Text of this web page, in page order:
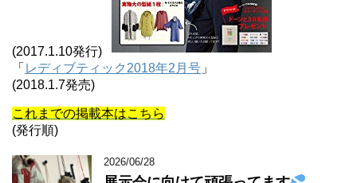
(2017.1.10発行)
「 レディブティック2018年2月号 」
(2018.1.7発売)
これまでの掲載本はこちら
(発行順)
2026/06/28